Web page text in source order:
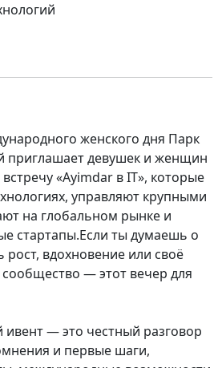
женского дня Парк
приглашает девушек и женщин
«Ayimdar в IT», которые
управляют крупными
на глобальном рынке и
стартапы.Если ты думаешь о
вдохновение или своё
— этот вечер для
— это честный разговор
и первые шаги,